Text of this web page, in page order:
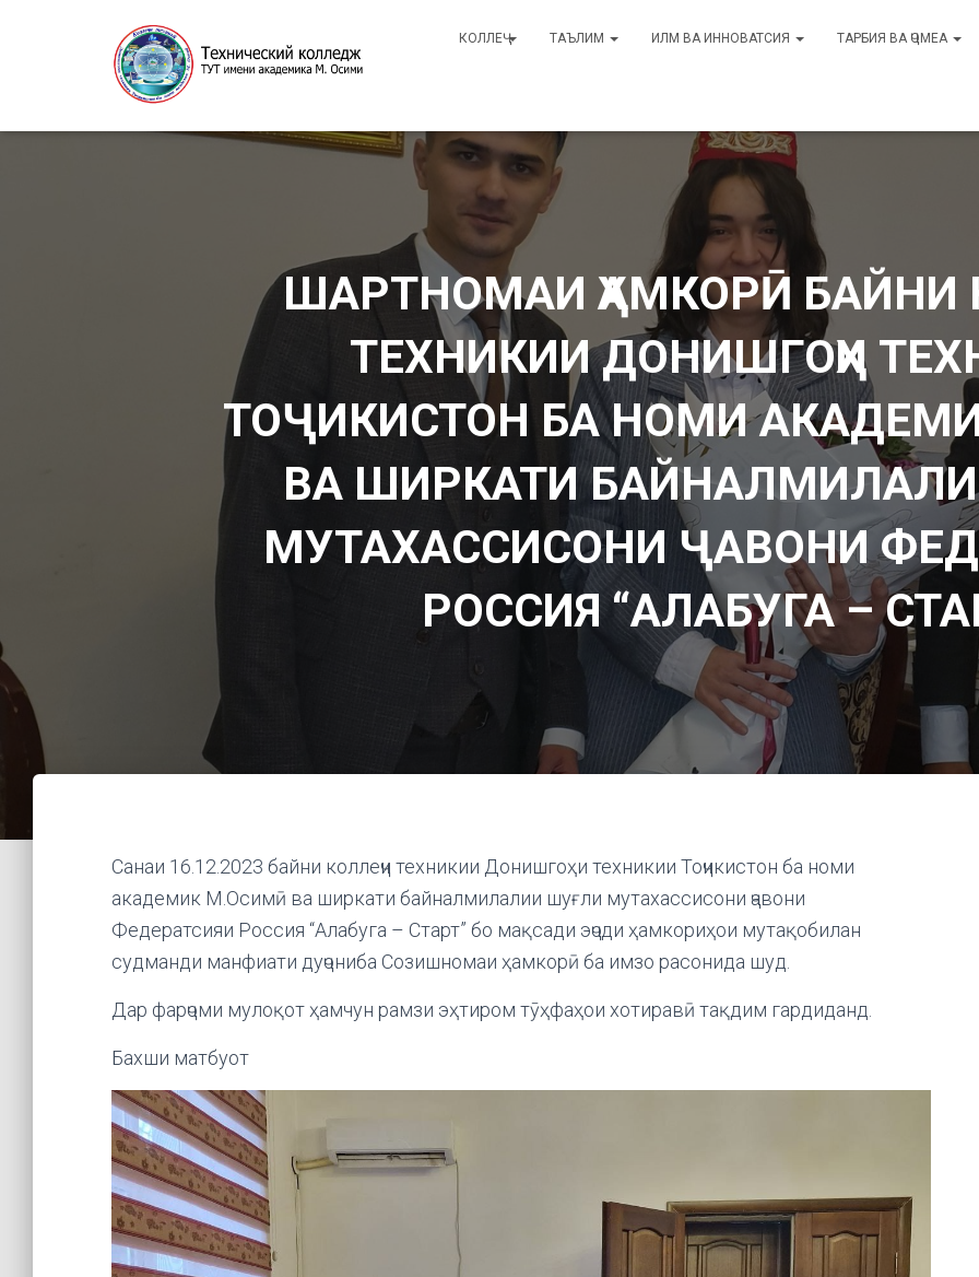
КОЛЛЕҶ ТАЪЛИМ ИЛМ ВА ИННОВАТСИЯ ТАРБИЯ ВА ҶОМЕА
ШАРТНОМАИ ҲАМКОРӢ БАЙНИ
ТЕХНИКИИ ДОНИШГОҲИ
ТОҶИКИСТОН БА НОМИ
ВА ШИРКАТИ
МУТАХАССИСОНИ ҶАВОНИ
РОССИЯ “АЛАБУГА –
Санаи 16.12.2023 байни коллеҷи техникии Донишгоҳи техникии Тоҷикистон ба номи
академик М.Осимӣ ва ширкати байналмилалии шуғли мутахассисони ҷавони
Федератсияи Россия “Алабуга – Старт” бо мақсади эҷоди ҳамкориҳои мутақобилан
судманди манфиати дуҷониба Созишномаи ҳамкорӣ ба имзо расонида шуд.
Дар фарҷоми мулоқот ҳамчун рамзи эҳтиром тӯҳфаҳои хотиравӣ тақдим гардиданд.
Бахши матбуот